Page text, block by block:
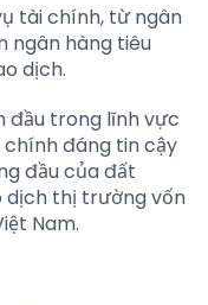
tài chính, từ ngân
ngân hàng tiêu
dịch.
đầu trong lĩnh vực
chính đáng tin cậy
đầu của đất
dịch thị trường vốn
Nam.